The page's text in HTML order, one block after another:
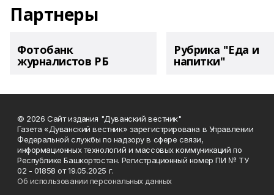
Партнеры
Фотобанк
журналистов РБ
Рубрика "Еда и
напитки"
© 2026 Сайт издания "Дуванский вестник"
Газета «Дуванский вестник» зарегистрирована в Управлении
Федеральной службы по надзору в сфере связи,
информационных технологий и массовых коммуникаций по
Республике Башкортостан. Регистрационный номер ПИ № ТУ
02 - 01858 от 19.05.2025 г.
Об использовании персональных данных